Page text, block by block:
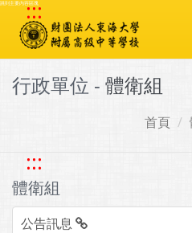
跳到主要內容區塊
:::
行政單位 - 體衛組
首頁
:::
體衛組
公告訊息